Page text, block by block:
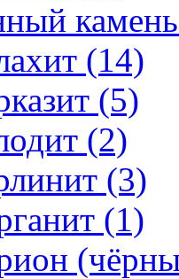
(14)
(5)
(2)
(3)
(1)